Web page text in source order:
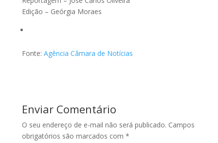
Edição – Geórgia Moraes
Fonte: Agência Câmara de Notícias
Enviar Comentário
O seu endereço de e-mail não será publicado. Campos
obrigatórios são marcados com *